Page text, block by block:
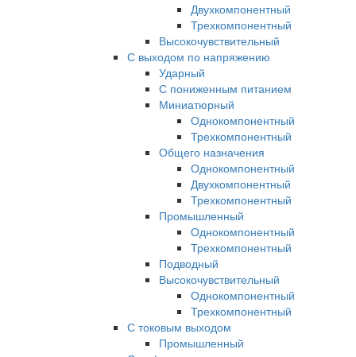
Двухкомпонентный
Трехкомпонентный
Высокочувствительный
С выходом по напряжению
Ударный
С пониженным питанием
Миниатюрный
Однокомпонентный
Трехкомпонентный
Общего назначения
Однокомпонентный
Двухкомпонентный
Трехкомпонентный
Промышленный
Однокомпонентный
Трехкомпонентный
Подводный
Высокочувствительный
Однокомпонентный
Трехкомпонентный
С токовым выходом
Промышленный